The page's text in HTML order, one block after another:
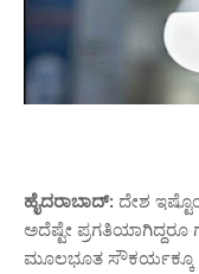
ಹೈದರಾಬಾದ್: ದೇಶ
ಅದೆಷ್ಟೇ ಪ್ರಗತಿಯಾಗಿದ್ದರೂ
ಮೂಲಭೂತ ಸೌಕರ್ಯಕ್ಕೂ